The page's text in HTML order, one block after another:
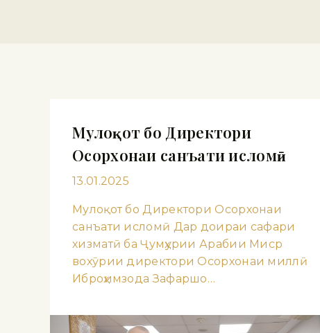
Мулоқот бо Директори
Осорхонаи санъати исломӣ
13.01.2025
Мулоқот бо Директори Осорхонаи
санъати исломӣ Дар доираи сафари
хизматӣ ба Ҷумҳурии Арабии Миср
вохӯрии директори Осорхонаи миллӣ
Иброҳимзода Зафаршо…